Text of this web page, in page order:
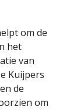
om de
het
van
Kuijpers
de
om